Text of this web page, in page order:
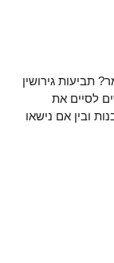
תביעות גירושין
לסיים את
ובין אם נישאו